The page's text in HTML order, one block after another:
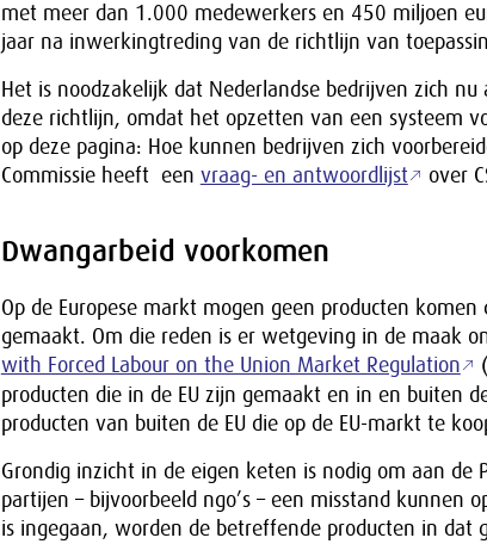
met meer dan 1.000 medewerkers en 450 miljoen
jaar na inwerkingtreding van de richtlijn van
Het is noodzakelijk dat Nederlandse bedrijven zich
deze richtlijn, omdat het opzetten van een systeem
op deze pagina: Hoe kunnen bedrijven zich
Commissie heeft een vraag- en antwoordlijst over
Dwangarbeid voorkomen
Op de Europese markt mogen geen producten
gemaakt. Om die reden is er wetgeving in de maak
with Forced Labour on the Union Market Regulation
producten die in de EU zijn gemaakt en in en buiten
producten van buiten de EU die op de EU-markt te
Grondig inzicht in de eigen keten is nodig om aan de
partijen – bijvoorbeeld ngo’s – een misstand kunnen
is ingegaan, worden de betreffende producten in dat